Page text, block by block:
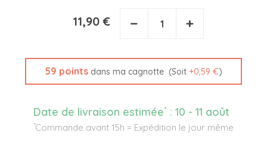
11,90 € − +
59 points dans ma cagnotte (Soit +0,59 €)
Date de livraison estimée* : 10 - 11 août
*Commande avant 15h = Expédition le jour même